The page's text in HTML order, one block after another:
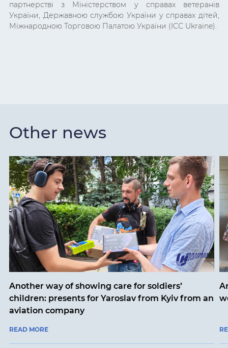
партнерстві з Міністерством у справах ветеранів
України, Державною службою України у справах дітей,
Міжнародною Торговою Палатою України (ICC Ukraine).
Other news
Another way of showing care for soldiers’
children: presents for Yaroslav from Kyiv from an
aviation company
READ MORE